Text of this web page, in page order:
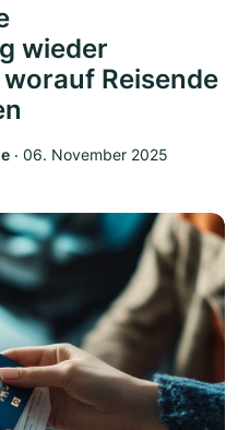
wieder
Reisende
‧ 06. November 2025